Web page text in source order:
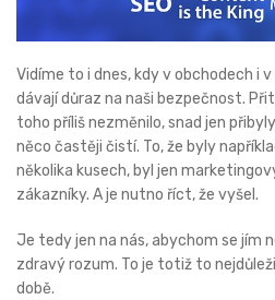
Vidíme to i dnes, kdy v obchodech i
dávají důraz na naši bezpečnost.
toho příliš nezměnilo, snad jen
něco častěji čistí. To, že byly
několika kusech, byl jen
zákazníky. A je nutno říct, že vyšel.
Je tedy jen na nás, abychom se jím
zdravý rozum. To je totiž to
době.